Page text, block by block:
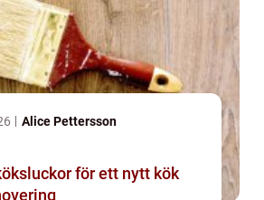
Alice Pettersson
för ett nytt kök